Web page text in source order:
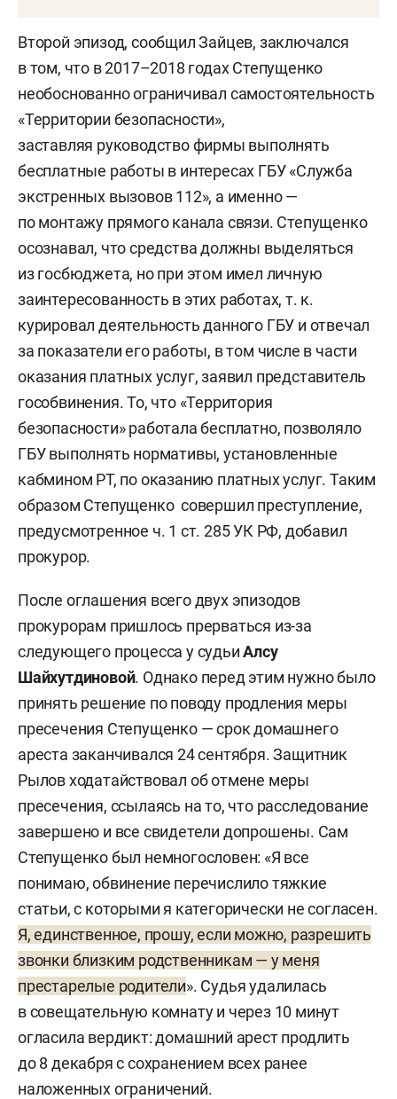
Второй эпизод, сообщил Зайцев, заключался
в том, что в 2017–2018 годах Степущенко
необоснованно ограничивал самостоятельность
«Территории безопасности»,
заставляя руководство фирмы выполнять
бесплатные работы в интересах ГБУ «Служба
экстренных вызовов 112», а именно —
по монтажу прямого канала связи. Степущенко
осознавал, что средства должны выделяться
из госбюджета, но при этом имел личную
заинтересованность в этих работах, т. к.
курировал деятельность данного ГБУ и отвечал
за показатели его работы, в том числе в части
оказания платных услуг, заявил представитель
гособвинения. То, что «Территория
безопасности» работала бесплатно, позволяло
ГБУ выполнять нормативы, установленные
кабмином РТ, по оказанию платных услуг. Таким
образом Степущенко совершил преступление,
предусмотренное ч. 1 ст. 285 УК РФ, добавил
прокурор.
После оглашения всего двух эпизодов
прокурорам пришлось прерваться из-за
следующего процесса у судьиАлсу
Шайхутдиновой. Однако перед этим нужно было
принять решение по поводу продления меры
пресечения Степущенко — срок домашнего
ареста заканчивался 24 сентября. Защитник
Рылов ходатайствовал об отмене меры
пресечения, ссылаясь на то, что расследование
завершено и все свидетели допрошены. Сам
Степущенко был немногословен: «Я все
понимаю, обвинение перечислило тяжкие
статьи, с которыми я категорически не согласен.
Я, единственное, прошу, если можно, разрешить
звонки близким родственникам — у меня
престарелые родители». Судья удалилась
в совещательную комнату и через 10 минут
огласила вердикт: домашний арест продлить
до 8 декабря с сохранением всех ранее
наложенных ограничений.